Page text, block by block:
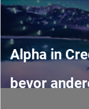
Alpha in
bevor